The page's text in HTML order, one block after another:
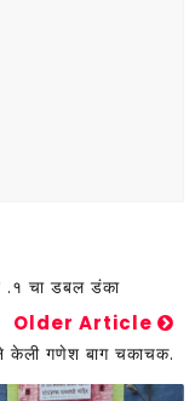
.१ चा डबल डंका
Older Article
केली गणेश बाग चकाचक.